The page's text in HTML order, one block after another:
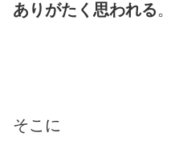
ありがたく思われる。
そこに